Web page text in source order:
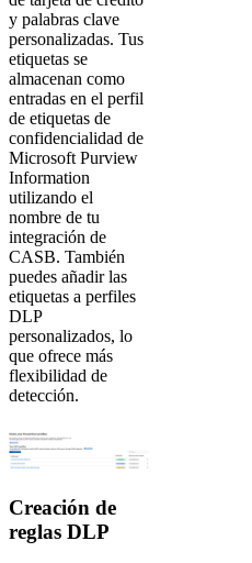
y palabras clave
personalizadas. Tus
etiquetas se
almacenan como
entradas en el perfil
de etiquetas de
confidencialidad de
Microsoft Purview
Information
utilizando el
nombre de tu
integración de
CASB. También
puedes añadir las
etiquetas a perfiles
DLP
personalizados, lo
que ofrece más
flexibilidad de
detección.
Creación de
reglas DLP